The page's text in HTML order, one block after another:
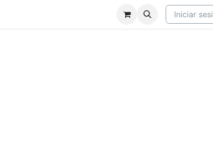
FAQs CONTACTO
Iniciar